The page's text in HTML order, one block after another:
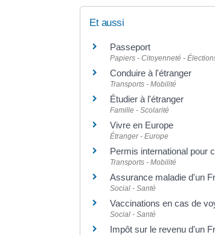
Et aussi
Passeport
Papiers - Citoyenneté -
Conduire à l'étranger
Transports - Mobilité
Étudier à l'étranger
Famille - Scolarité
Vivre en Europe
Étranger - Europe
Permis international pour
Transports - Mobilité
Assurance maladie d'un
Social - Santé
Vaccinations en cas de
Social - Santé
Impôt sur le revenu d'un